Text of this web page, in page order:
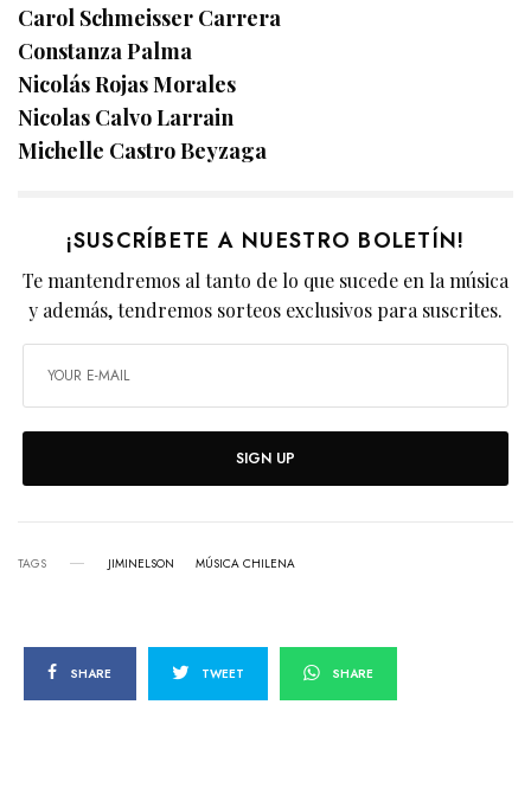
Carol Schmeisser Carrera
Constanza Palma
Nicolás Rojas Morales
Nicolas Calvo Larrain
Michelle Castro Beyzaga
¡SUSCRÍBETE A NUESTRO BOLETÍN!
Te mantendremos al tanto de lo que sucede en la música
y además, tendremos sorteos exclusivos para suscrites.
SIGN UP
TAGS JIMINELSON MÚSICA CHILENA
SHARE TWEET SHARE